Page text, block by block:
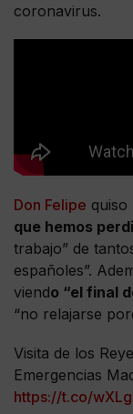
coronavirus.
Don Felipe
que hemos
trabajo” de
españoles”.
viendo “el final
“no relajarse
Visita de los
Emergencias
https://t.co/